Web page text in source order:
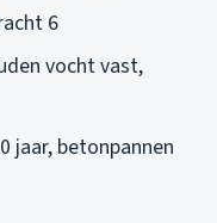
6
vocht vast,
jaar, betonpannen